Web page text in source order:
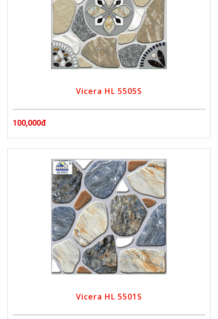
Vicera HL 5505S
100,000đ
Vicera HL 5501S